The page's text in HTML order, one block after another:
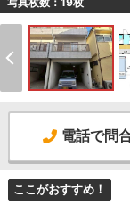
電話で問
ここがおすすめ！